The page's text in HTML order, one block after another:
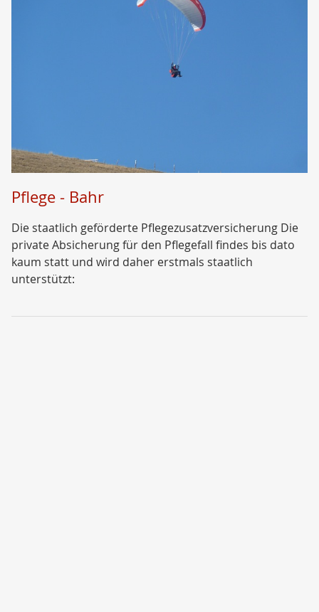
Pflege - Bahr
Die staatlich geförderte Pflegezusatzversicherung Die
private Absicherung für den Pflegefall findes bis dato
kaum statt und wird daher erstmals staatlich
unterstützt: